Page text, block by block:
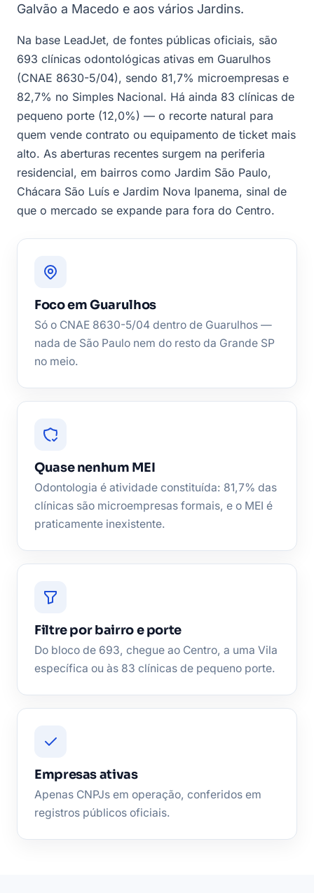
Galvão a Macedo e aos vários Jardins.
Na base LeadJet, de fontes públicas oficiais, são
693 clínicas odontológicas ativas em Guarulhos
(CNAE 8630-5/04), sendo 81,7% microempresas e
82,7% no Simples Nacional. Há ainda 83 clínicas de
pequeno porte (12,0%) — o recorte natural para
quem vende contrato ou equipamento de ticket mais
alto. As aberturas recentes surgem na periferia
residencial, em bairros como Jardim São Paulo,
Chácara São Luís e Jardim Nova Ipanema, sinal de
que o mercado se expande para fora do Centro.
Foco em Guarulhos
Só o CNAE 8630-5/04 dentro de Guarulhos —
nada de São Paulo nem do resto da Grande SP
no meio.
Quase nenhum MEI
Odontologia é atividade constituída: 81,7% das
clínicas são microempresas formais, e o MEI é
praticamente inexistente.
Filtre por bairro e porte
Do bloco de 693, chegue ao Centro, a uma Vila
específica ou às 83 clínicas de pequeno porte.
Empresas ativas
Apenas CNPJs em operação, conferidos em
registros públicos oficiais.